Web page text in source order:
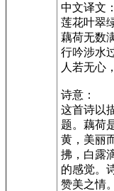
中文译文：
莲花叶翠
藕荷无数
行吟涉水
人若无心
诗意：
这首诗以
题。藕荷
黄，美丽
拂，白露
的感觉。
赞美之情。